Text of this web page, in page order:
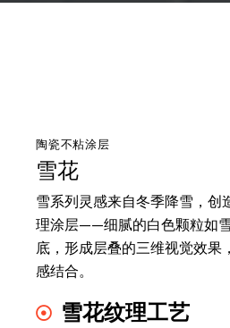
陶瓷不粘涂层
雪花
雪系列灵感来自冬季降雪，创
理涂层——细腻的白色颗粒如
底，形成层叠的三维视觉效果
感结合。
雪花纹理工艺